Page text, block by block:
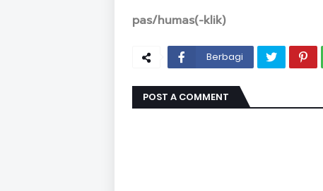
pas/humas(-klik)
Berbagi
POST A COMMENT